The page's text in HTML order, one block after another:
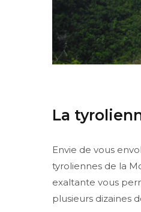
La
Envie de vous
tyroliennes de la
exaltante vous
plusieurs dizaines